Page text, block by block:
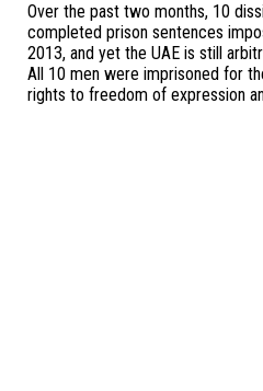
Over the past two months, 10
completed prison sentences
2013, and yet the UAE is still
All 10 men were imprisoned for
rights to freedom of expression